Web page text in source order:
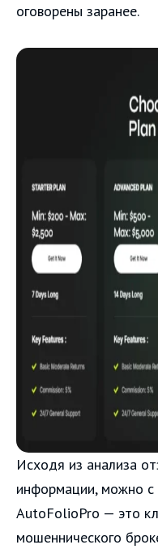
оговорены заранее.
Исходя из анализа
информации, можно с
AutoFolioPro — это
мошеннического